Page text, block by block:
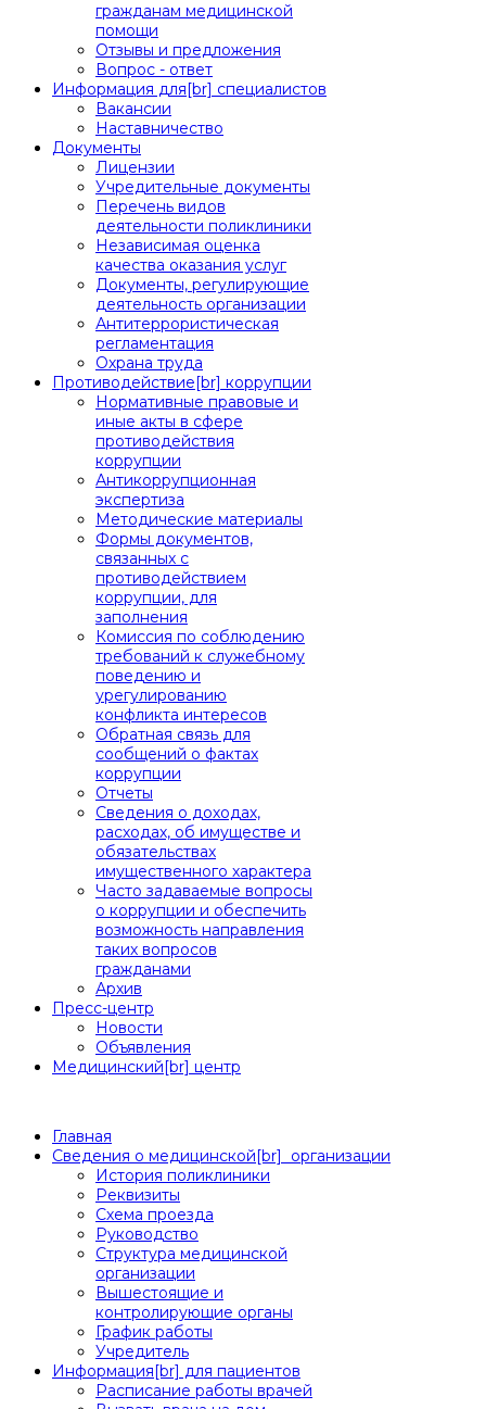
гражданам медицинской
помощи
Отзывы и предложения
Вопрос - ответ
Информация для[br] специалистов
Вакансии
Наставничество
Документы
Лицензии
Учредительные документы
Перечень видов
деятельности поликлиники
Независимая оценка
качества оказания услуг
Документы, регулирующие
деятельность организации
Антитеррористическая
регламентация
Охрана труда
Противодействие[br] коррупции
Нормативные правовые и
иные акты в сфере
противодействия
коррупции
Антикоррупционная
экспертиза
Методические материалы
Формы документов,
связанных с
противодействием
коррупции, для
заполнения
Комиссия по соблюдению
требований к служебному
поведению и
урегулированию
конфликта интересов
Обратная связь для
сообщений о фактах
коррупции
Отчеты
Сведения о доходах,
расходах, об имуществе и
обязательствах
имущественного характера
Часто задаваемые вопросы
о коррупции и обеспечить
возможность направления
таких вопросов
гражданами
Архив
Пресс-центр
Новости
Объявления
Медицинский[br] центр
Главная
Сведения о медицинской[br] ­ организации
История поликлиники
Реквизиты
Схема проезда
Руководство
Структура медицинской
организации
Вышестоящие и
контролирующие органы
График работы
Учредитель
Информация[br] для пациентов
Расписание работы врачей